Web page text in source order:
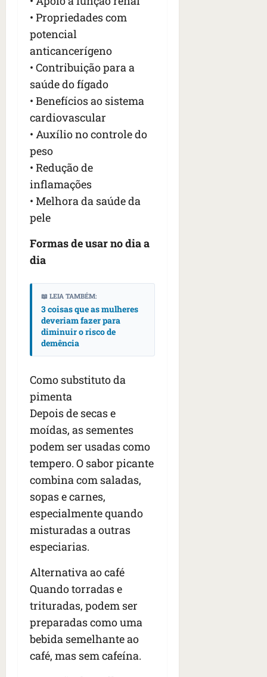
• Propriedades com
potencial
anticancerígeno
• Contribuição para a
saúde do fígado
• Benefícios ao sistema
cardiovascular
• Auxílio no controle do
peso
• Redução de
inflamações
• Melhora da saúde da
pele
Formas de usar no dia a
dia
📖 LEIA TAMBÉM:
3 coisas que as mulheres
deveriam fazer para
diminuir o risco de
demência
Como substituto da
pimenta
Depois de secas e
moídas, as sementes
podem ser usadas como
tempero. O sabor picante
combina com saladas,
sopas e carnes,
especialmente quando
misturadas a outras
especiarias.
Alternativa ao café
Quando torradas e
trituradas, podem ser
preparadas como uma
bebida semelhante ao
café, mas sem cafeína.